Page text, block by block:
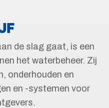
de slag gaat, is een
het waterbeheer. Zij
onderhouden en
en -systemen voor